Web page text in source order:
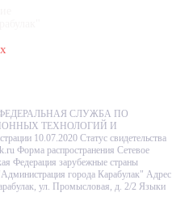
ФЕДЕРАЛЬНАЯ СЛУЖБА ПО
ТЕХНОЛОГИЙ И
10.07.2020 Статус свидетельства
Форма распространения Сетевое
Федерация зарубежные страны
города Карабулак" Адрес
ул. Промысловая, д. 2/2 Языки